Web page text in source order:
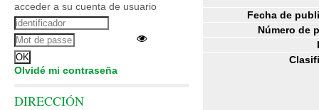
Fecha de
Número de
acceder a su cuenta de usuario
Olvidé mi contraseña
DIRECCIÓN